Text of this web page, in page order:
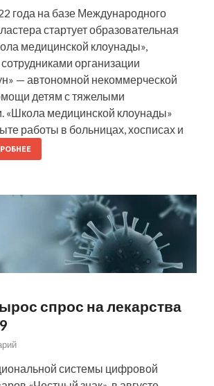
года на базе Международного
стартует образовательная
медицинской клоунады»,
организации
— автономной некоммерческой
детям с тяжелыми
«Школа медицинской клоунады»
работы в больницах, хосписах и
спрос на лекарства
системы цифровой